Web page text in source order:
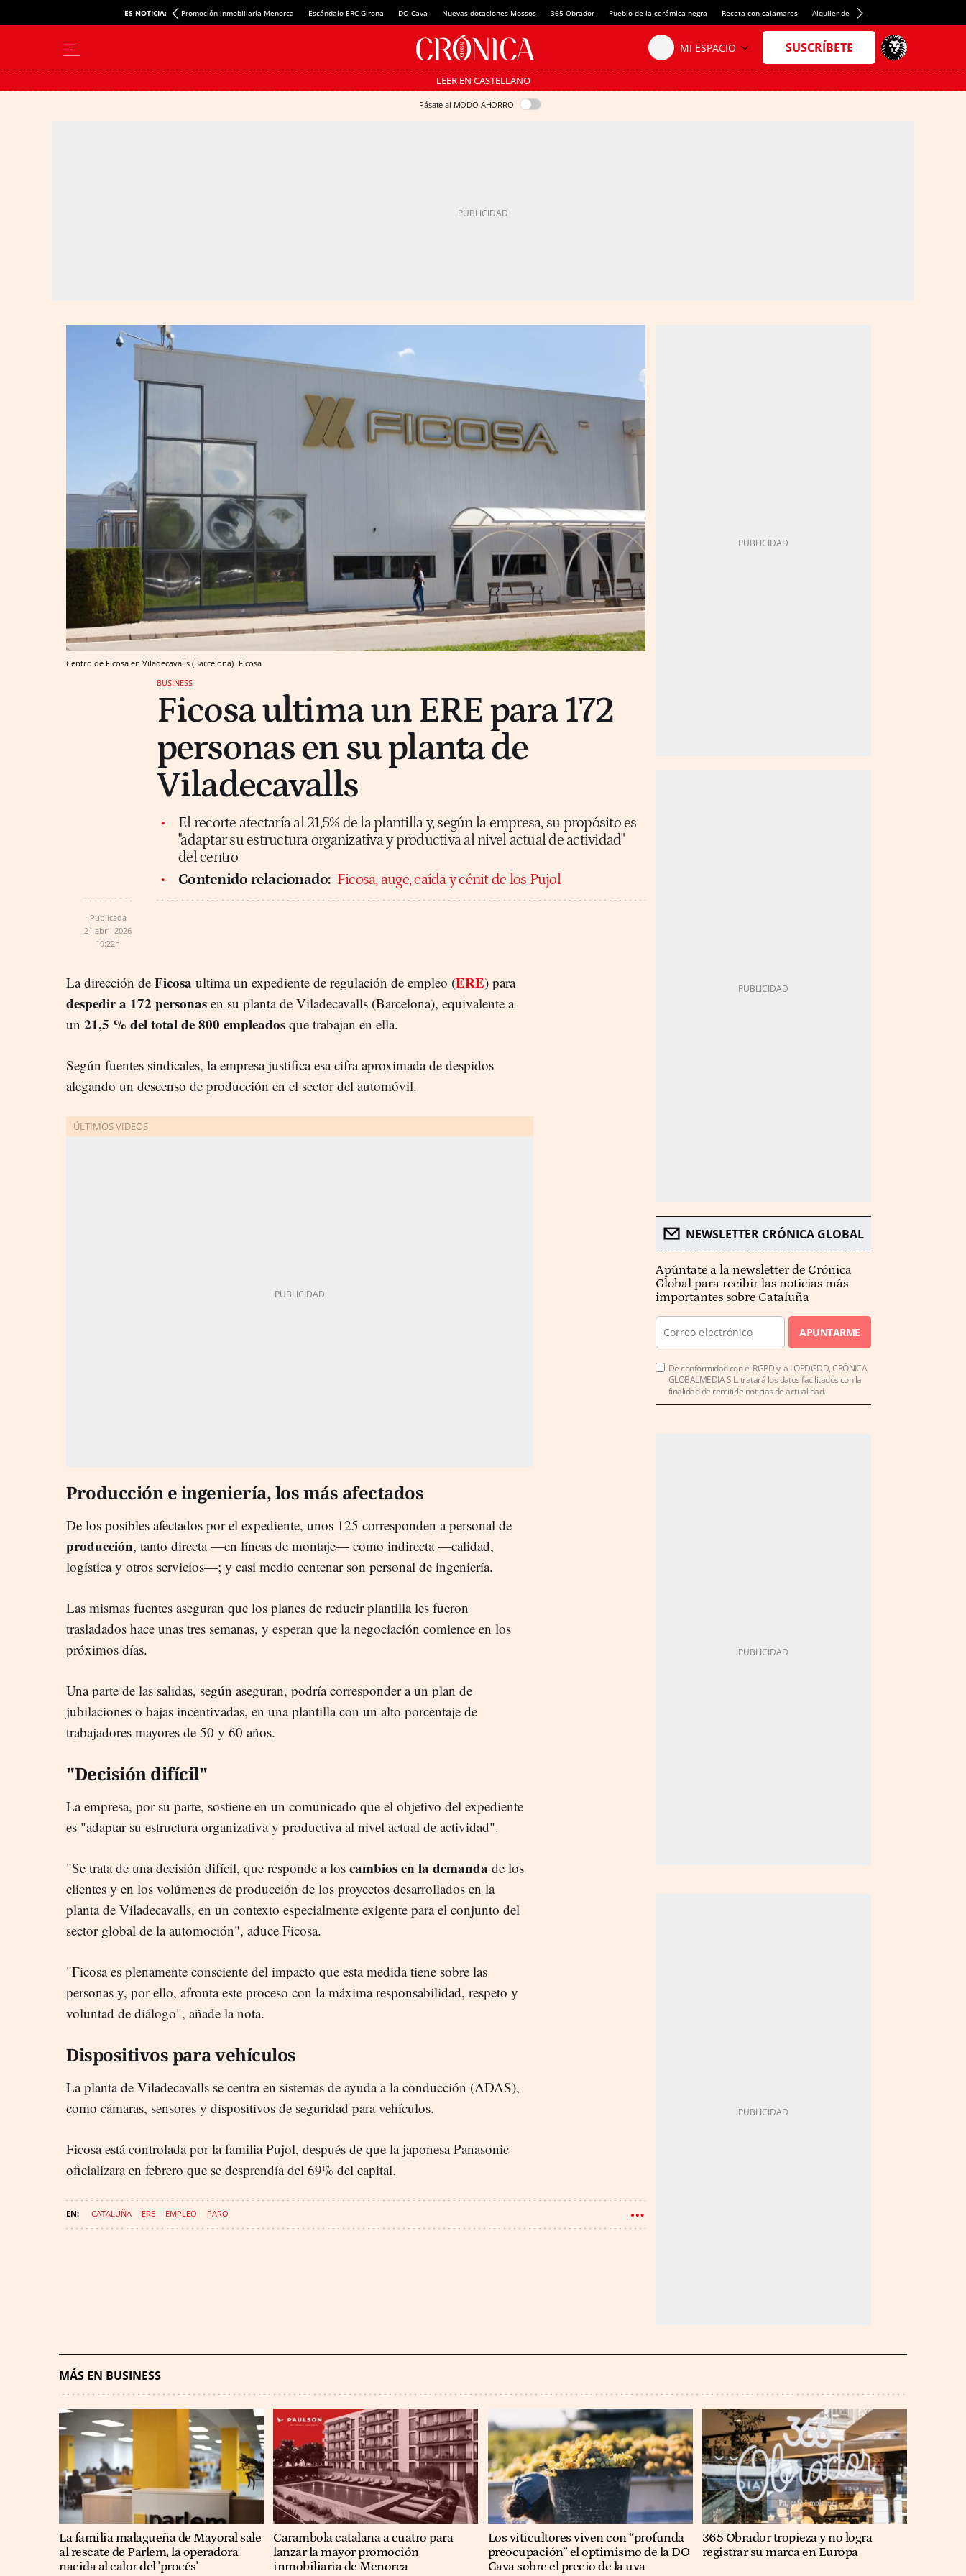
ES NOTICIA: Promoción inmobiliaria Menorca Escándalo ERC Girona DO Cava Nuevas dotaciones Mossos 365 Obrador Pueblo de la cerámica negra Receta con calamares Alquiler de habitaciones en España
LEER EN CASTELLANO
Pásate al MODO AHORRO
Centro de Ficosa en Viladecavalls (Barcelona) Ficosa
BUSINESS
Ficosa ultima un ERE para 172
personas en su planta de
Viladecavalls
El recorte afectaría al 21,5% de la plantilla y, según la empresa, su propósito es
"adaptar su estructura organizativa y productiva al nivel actual de actividad"
del centro
Contenido relacionado: Ficosa, auge, caída y cénit de los Pujol
Publicada
21 abril 2026
19:22h
La dirección de Ficosa ultima un expediente de regulación de empleo (ERE) para
despedir a 172 personas en su planta de Viladecavalls (Barcelona), equivalente a
un 21,5 % del total de 800 empleados que trabajan en ella.
Según fuentes sindicales, la empresa justifica esa cifra aproximada de despidos
alegando un descenso de producción en el sector del automóvil.
Producción e ingeniería, los más afectados
De los posibles afectados por el expediente, unos 125 corresponden a personal de
producción, tanto directa —en líneas de montaje— como indirecta —calidad,
logística y otros servicios—; y casi medio centenar son personal de ingeniería.
Las mismas fuentes aseguran que los planes de reducir plantilla les fueron
trasladados hace unas tres semanas, y esperan que la negociación comience en los
próximos días.
Una parte de las salidas, según aseguran, podría corresponder a un plan de
jubilaciones o bajas incentivadas, en una plantilla con un alto porcentaje de
trabajadores mayores de 50 y 60 años.
"Decisión difícil"
La empresa, por su parte, sostiene en un comunicado que el objetivo del expediente
es "adaptar su estructura organizativa y productiva al nivel actual de actividad".
"Se trata de una decisión difícil, que responde a los cambios en la demanda de los
clientes y en los volúmenes de producción de los proyectos desarrollados en la
planta de Viladecavalls, en un contexto especialmente exigente para el conjunto del
sector global de la automoción", aduce Ficosa.
"Ficosa es plenamente consciente del impacto que esta medida tiene sobre las
personas y, por ello, afronta este proceso con la máxima responsabilidad, respeto y
voluntad de diálogo", añade la nota.
Dispositivos para vehículos
La planta de Viladecavalls se centra en sistemas de ayuda a la conducción (ADAS),
como cámaras, sensores y dispositivos de seguridad para vehículos.
Ficosa está controlada por la familia Pujol, después de que la japonesa Panasonic
oficializara en febrero que se desprendía del 69% del capital.
CATALUÑA ERE EMPLEO PARO
NEWSLETTER CRÓNICA GLOBAL
Apúntate a la newsletter de Crónica
Global para recibir las noticias más
importantes sobre Cataluña
APUNTARME
De conformidad con el RGPD y la LOPDGDD, CRÓNICA
GLOBALMEDIA S.L. tratará los datos facilitados con la
finalidad de remitirle noticias de actualidad.
MÁS EN BUSINESS
La familia malagueña de Mayoral sale
al rescate de Parlem, la operadora
nacida al calor del 'procés'
Carambola catalana a cuatro para
lanzar la mayor promoción
inmobiliaria de Menorca
Los viticultores viven con “profunda
preocupación” el optimismo de la DO
Cava sobre el precio de la uva
365 Obrador tropieza y no logra
registrar su marca en Europa